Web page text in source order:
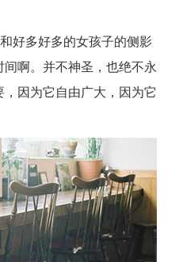
好多好多的女孩子的侧影
啊。并不神圣，也绝不永
因为它自由广大，因为它